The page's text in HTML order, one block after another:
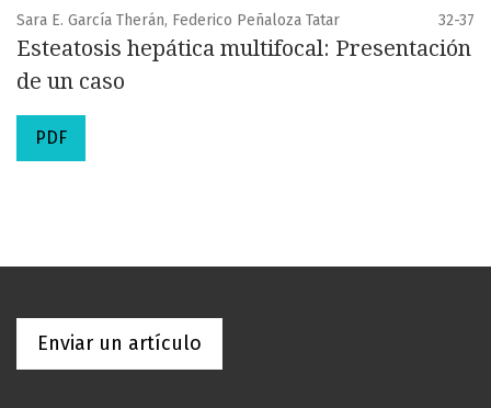
Sara E. García Therán, Federico Peñaloza Tatar 32-37
Esteatosis hepática multifocal: Presentación
de un caso
PDF
Enviar un artículo